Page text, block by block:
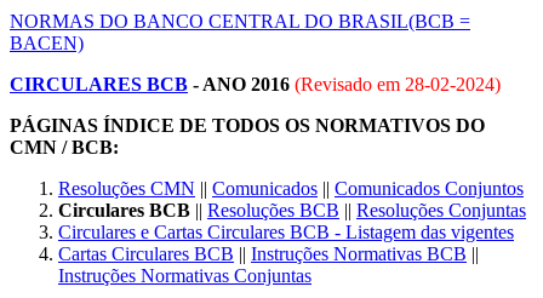
NORMAS DO BANCO CENTRAL DO BRASIL(BCB =
BACEN)
CIRCULARES BCB - ANO 2016 (Revisado em 28-02-2024)
PÁGINAS ÍNDICE DE TODOS OS NORMATIVOS DO
CMN / BCB:
Resoluções CMN || Comunicados || Comunicados Conjuntos
Circulares BCB || Resoluções BCB || Resoluções Conjuntas
Circulares e Cartas Circulares BCB - Listagem das vigentes
Cartas Circulares BCB || Instruções Normativas BCB ||
Instruções Normativas Conjuntas